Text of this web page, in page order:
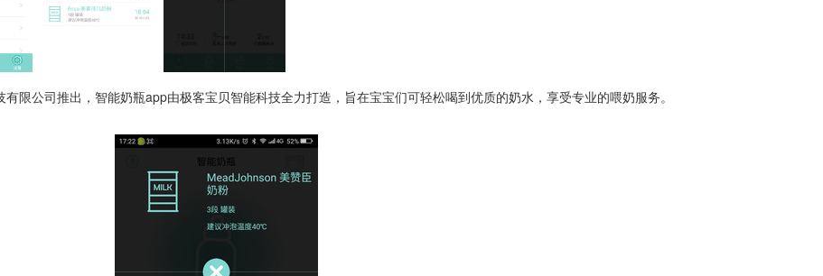
限公司推出，智能奶瓶app由极客宝贝智能科技全力打造，旨在宝宝们可轻松喝到优质的奶水，享受专业的喂奶服务。